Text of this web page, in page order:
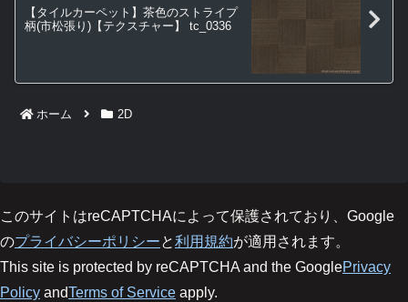
【タイルカーペット】茶色のストライプ
柄(市松張り)【テクスチャー】 tc_0336
ホーム 2D
このサイトはreCAPTCHAによって保護されており、Google
のプライバシーポリシーと利用規約が適用されます。
This site is protected by reCAPTCHA and the GooglePrivacy
Policy andTerms of Service apply.